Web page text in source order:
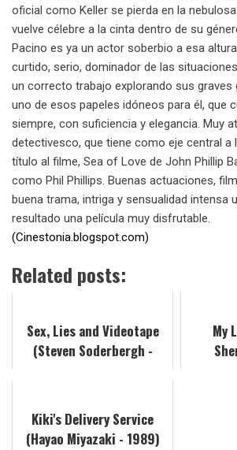
oficial como Keller se pierda en la
vuelve célebre a la cinta dentro de su
Pacino es ya un actor soberbio a esa
curtido, serio, dominador de las
un correcto trabajo explorando sus graves
uno de esos papeles idóneos para él, que
siempre, con suficiencia y elegancia. Muy
detectivesco, que tiene como eje central a
título al filme, Sea of Love de John Phillip
como Phil Phillips. Buenas actuaciones,
buena trama, intriga y sensualidad intensa
resultado una película muy disfrutable.
(Cinestonia.blogspot.com)
Related posts:
Sex, Lies and Videotape
(Steven Soderbergh -
My
Kiki's Delivery Service
(Hayao Miyazaki - 1989)